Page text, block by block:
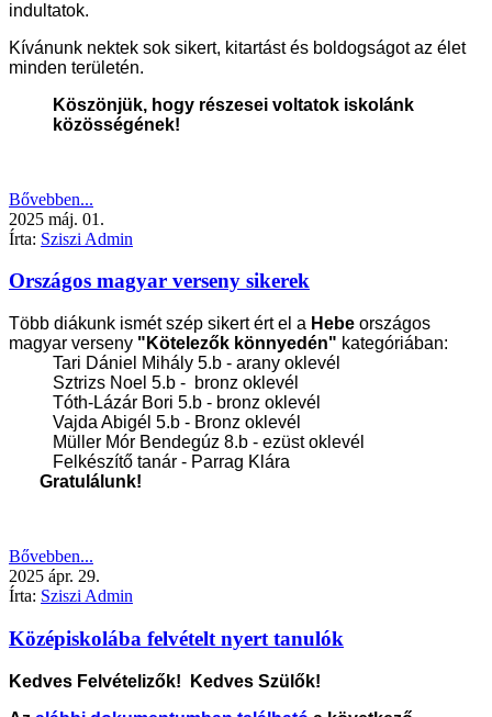
indultatok.
Kívánunk nektek sok sikert, kitartást és boldogságot az élet
minden területén.
Köszönjük, hogy részesei voltatok iskolánk
közösségének!
Bővebben...
2025 máj. 01.
Írta: Sziszi Admin
Országos magyar verseny sikerek
Több diákunk ismét szép sikert ért el a Hebe országos
magyar verseny "Kötelezők könnyedén" kategóriában:
Tari Dániel Mihály 5.b - arany oklevél
Sztrizs Noel 5.b - bronz oklevél
Tóth-Lázár Bori 5.b - bronz oklevél
Vajda Abigél 5.b - Bronz oklevél
Müller Mór Bendegúz 8.b - ezüst oklevél
Felkészítő tanár - Parrag Klára
Gratulálunk!
Bővebben...
2025 ápr. 29.
Írta: Sziszi Admin
Középiskolába felvételt nyert tanulók
Kedves Felvételizők! Kedves Szülők!